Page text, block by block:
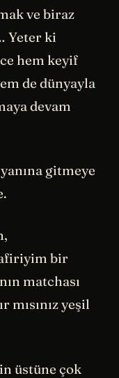
ve biraz
Yeter ki
hem keyif
de dünyayla
devam
gitmeye
bir
matchası
mısınız yeşil
üstüne çok